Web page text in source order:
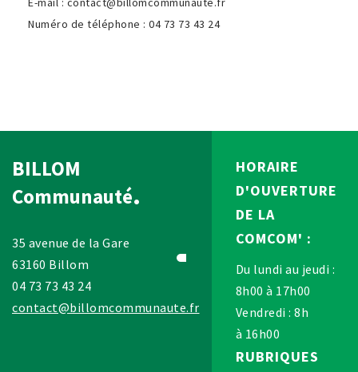
Numéro de télé­phone : 04 73 73 43 24
BILLOM
Communauté
35 avenue de la Gare
63160 Billom
04 73 73 43 24
contact@billomcommunaute.fr
HORAIRE
D'OUVERTURE
DE LA
COMCOM' :
Du lundi au jeudi :
8h00 à 17h00
Vendredi : 8h
à 16h00
RUBRIQUES